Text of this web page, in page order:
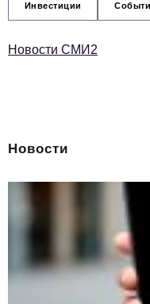
Инвестиции
Новости СМИ2
Новости